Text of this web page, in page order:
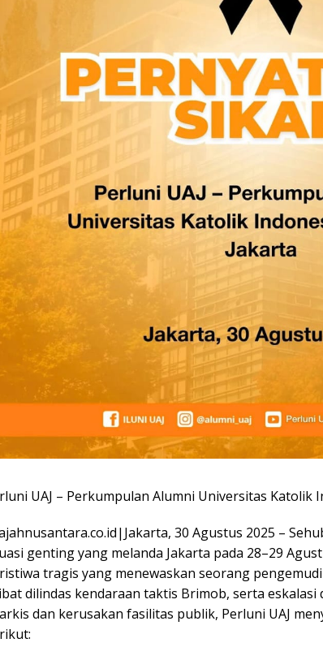
UAJ – Perkumpulan Alumni Universitas Katolik
30 Agustus 2025 –
genting yang melanda Jakarta pada 28–29
tragis yang menewaskan seorang
dilindas kendaraan taktis Brimob, serta eskalasi
dan kerusakan fasilitas publik, Perluni UAJ